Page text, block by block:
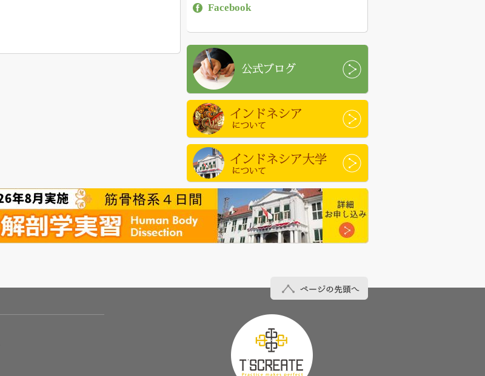
Facebook
公式ブログ
インドネシアについて
インドネシア大学について